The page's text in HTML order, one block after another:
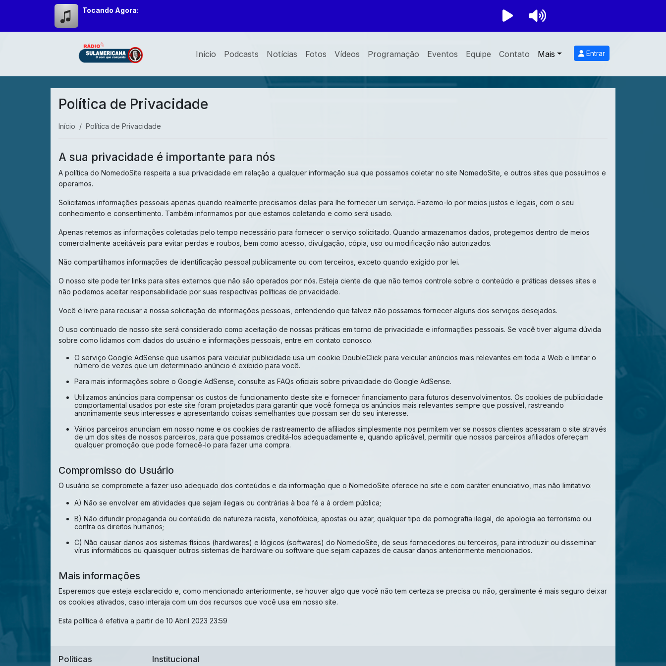
Tocando Agora:
Início Podcasts Notícias Fotos Vídeos Programação Eventos Equipe Contato Mais Entrar
Política de Privacidade
Início Política de Privacidade
A sua privacidade é importante para nós
A política do NomedoSite respeita a sua privacidade em relação a qualquer informação sua que possamos coletar no site NomedoSite, e outros sites que possuímos e
operamos.
Solicitamos informações pessoais apenas quando realmente precisamos delas para lhe fornecer um serviço. Fazemo-lo por meios justos e legais, com o seu
conhecimento e consentimento. Também informamos por que estamos coletando e como será usado.
Apenas retemos as informações coletadas pelo tempo necessário para fornecer o serviço solicitado. Quando armazenamos dados, protegemos dentro de meios
comercialmente aceitáveis ​​para evitar perdas e roubos, bem como acesso, divulgação, cópia, uso ou modificação não autorizados.
Não compartilhamos informações de identificação pessoal publicamente ou com terceiros, exceto quando exigido por lei.
O nosso site pode ter links para sites externos que não são operados por nós. Esteja ciente de que não temos controle sobre o conteúdo e práticas desses sites e
não podemos aceitar responsabilidade por suas respectivas políticas de privacidade.
Você é livre para recusar a nossa solicitação de informações pessoais, entendendo que talvez não possamos fornecer alguns dos serviços desejados.
O uso continuado de nosso site será considerado como aceitação de nossas práticas em torno de privacidade e informações pessoais. Se você tiver alguma dúvida
sobre como lidamos com dados do usuário e informações pessoais, entre em contato conosco.
O serviço Google AdSense que usamos para veicular publicidade usa um cookie DoubleClick para veicular anúncios mais relevantes em toda a Web e limitar o
número de vezes que um determinado anúncio é exibido para você.
Para mais informações sobre o Google AdSense, consulte as FAQs oficiais sobre privacidade do Google AdSense.
Utilizamos anúncios para compensar os custos de funcionamento deste site e fornecer financiamento para futuros desenvolvimentos. Os cookies de publicidade
comportamental usados ​​por este site foram projetados para garantir que você forneça os anúncios mais relevantes sempre que possível, rastreando
anonimamente seus interesses e apresentando coisas semelhantes que possam ser do seu interesse.
Vários parceiros anunciam em nosso nome e os cookies de rastreamento de afiliados simplesmente nos permitem ver se nossos clientes acessaram o site através
de um dos sites de nossos parceiros, para que possamos creditá-los adequadamente e, quando aplicável, permitir que nossos parceiros afiliados ofereçam
qualquer promoção que pode fornecê-lo para fazer uma compra.
Compromisso do Usuário
O usuário se compromete a fazer uso adequado dos conteúdos e da informação que o NomedoSite oferece no site e com caráter enunciativo, mas não limitativo:
A) Não se envolver em atividades que sejam ilegais ou contrárias à boa fé a à ordem pública;
B) Não difundir propaganda ou conteúdo de natureza racista, xenofóbica, apostas ou azar, qualquer tipo de pornografia ilegal, de apologia ao terrorismo ou
contra os direitos humanos;
C) Não causar danos aos sistemas físicos (hardwares) e lógicos (softwares) do NomedoSite, de seus fornecedores ou terceiros, para introduzir ou disseminar
vírus informáticos ou quaisquer outros sistemas de hardware ou software que sejam capazes de causar danos anteriormente mencionados.
Mais informações
Esperemos que esteja esclarecido e, como mencionado anteriormente, se houver algo que você não tem certeza se precisa ou não, geralmente é mais seguro deixar
os cookies ativados, caso interaja com um dos recursos que você usa em nosso site.
Esta política é efetiva a partir de 10 Abril 2023 23:59
Políticas Institucional